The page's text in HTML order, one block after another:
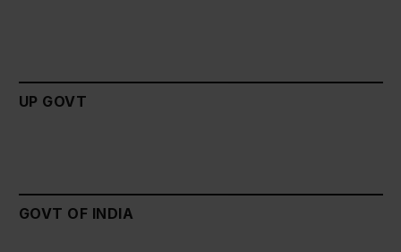
UP GOVT
GOVT OF INDIA